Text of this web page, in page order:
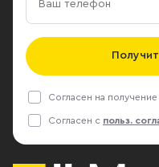
Согласен на получение
Согласен с польз.